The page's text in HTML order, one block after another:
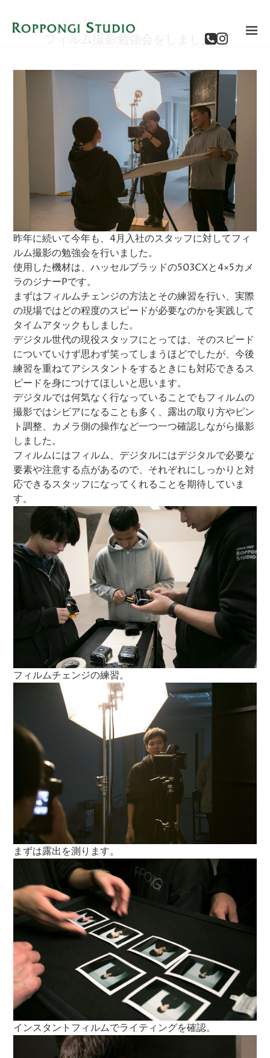
2018年10月30日
フィルム撮影勉強会をしました。
昨年に続いて今年も、4月入社のスタッフに対してフィ
ルム撮影の勉強会を行いました。
使用した機材は、ハッセルブラッドの503CXと4×5カメ
ラのジナーPです。
まずはフィルムチェンジの方法とその練習を行い、実際
の現場ではどの程度のスピードが必要なのかを実践して
タイムアタックもしました。
デジタル世代の現役スタッフにとっては、そのスピード
についていけず思わず笑ってしまうほどでしたが、今後
練習を重ねてアシスタントをするときにも対応できるス
ピードを身につけてほしいと思います。
デジタルでは何気なく行なっていることでもフィルムの
撮影ではシビアになることも多く、露出の取り方やピン
ト調整、カメラ側の操作など一つ一つ確認しながら撮影
しました。
フィルムにはフィルム、デジタルにはデジタルで必要な
要素や注意する点があるので、それぞれにしっかりと対
応できるスタッフになってくれることを期待していま
す。
フィルムチェンジの練習。
まずは露出を測ります。
インスタントフィルムでライティングを確認。